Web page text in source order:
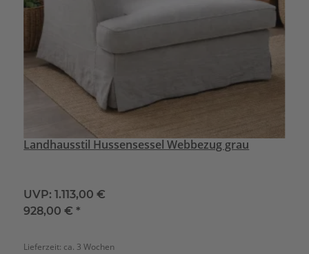
Landhausstil Hussensessel Webbezug grau
UVP: 1.113,00 €
928,00 €*
Lieferzeit: ca. 3 Wochen